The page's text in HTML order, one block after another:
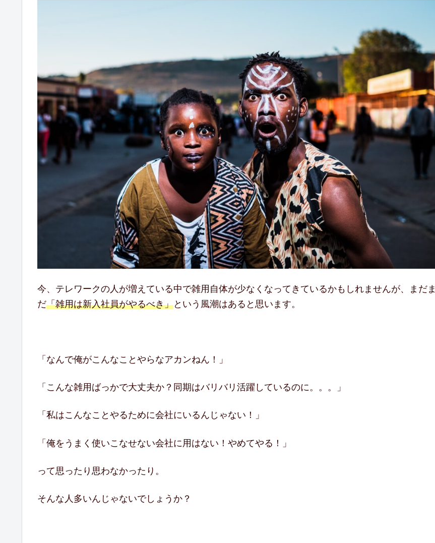
今、テレワークの人が増えている中で雑用自体が少なくなってきているかもしれませんが、まだま
だ「雑用は新入社員がやるべき」という風潮はあると思います。
「なんで俺がこんなことやらなアカンねん！」
「こんな雑用ばっかで大丈夫か？同期はバリバリ活躍しているのに。。。」
「私はこんなことやるために会社にいるんじゃない！」
「俺をうまく使いこなせない会社に用はない！やめてやる！」
って思ったり思わなかったり。
そんな人多いんじゃないでしょうか？